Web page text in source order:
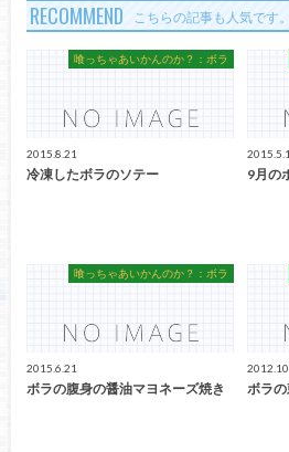
RECOMMEND こちらの記事も人気です。
喰っちゃあいかんのか？：ボラ
2015.8.21
冷凍したボラのソテー 9月の
喰っちゃあいかんのか？：ボラ
2015.6.21
ボラの腹身の醤油マヨネーズ焼き ボラ